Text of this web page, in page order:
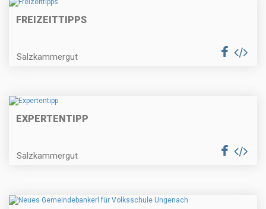
FREIZEITTIPPS
Salzkammergut
EXPERTENTIPP
Salzkammergut